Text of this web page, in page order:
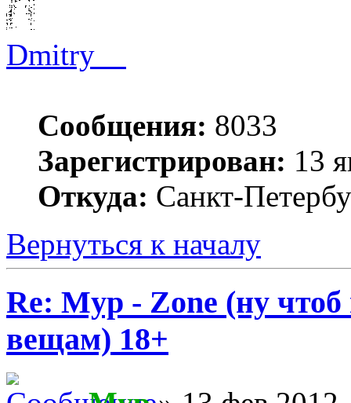
Dmitry__
Сообщения: 8033
Зарегистрирован: 13
Откуда: Санкт-
Вернуться к началу
Re: Myp - Zone (ну
вещам) 18+